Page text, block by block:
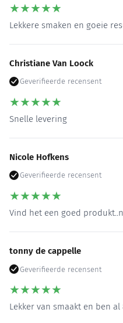
★★★★★
Lekkere smaken en goeie
Christiane Van Loock
Geverifieerde recensent
★★★★★
Snelle levering
Nicole Hofkens
Geverifieerde recensent
★★★★★
Vind het een goed
tonny de cappelle
Geverifieerde recensent
★★★★★
Lekker van smaakt en ben